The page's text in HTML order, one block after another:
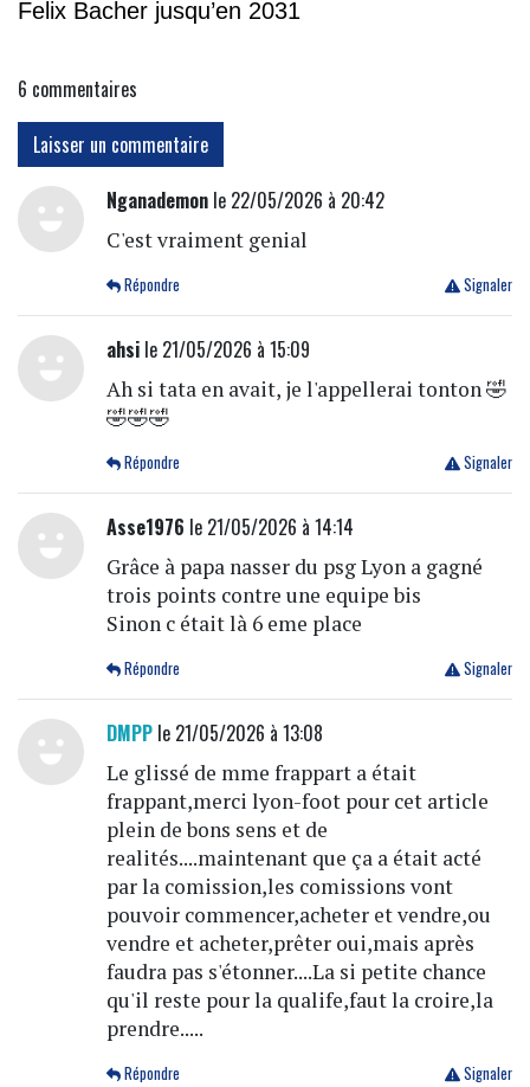
Felix Bacher jusqu’en 2031
6 commentaires
Laisser un commentaire
Nganademonle 22/05/2026 à 20:42
C'est vraiment genial
Signaler
Répondre
ahsile 21/05/2026 à 15:09
Ah si tata en avait, je l'appellerai tonton 🤣
🤣🤣🤣
Signaler
Répondre
Asse1976 le 21/05/2026 à 14:14
Grâce à papa nasser du psg Lyon a gagné
trois points contre une equipe bis
Sinon c était là 6 eme place
Signaler
Répondre
DMPPle 21/05/2026 à 13:08
Le glissé de mme frappart a était
frappant,merci lyon-foot pour cet article
plein de bons sens et de
realités....maintenant que ça a était acté
par la comission,les comissions vont
pouvoir commencer,acheter et vendre,ou
vendre et acheter,prêter oui,mais après
faudra pas s'étonner....La si petite chance
qu'il reste pour la qualife,faut la croire,la
prendre.....
Signaler
Répondre